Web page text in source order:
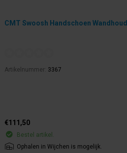
CMT Swoosh Handschoen
Artikelnummer: 3367
€111,50
Bestel artikel.
Ophalen in Wijchen is mogelijk.